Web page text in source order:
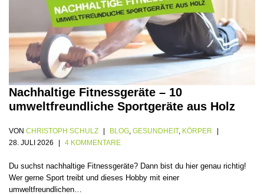
Nachhaltige Fitnessgeräte – 10
umweltfreundliche Sportgeräte aus Holz
VON CHRISTOPH SCHULZ BLOG GESUNDHEIT, KÖRPER
28. JULI 2026
4 KOMMENTARE
Du suchst nachhaltige Fitnessgeräte? Dann bist du hier genau richtig!
Wer gerne Sport treibt und dieses Hobby mit einer
umweltfreundlichen…